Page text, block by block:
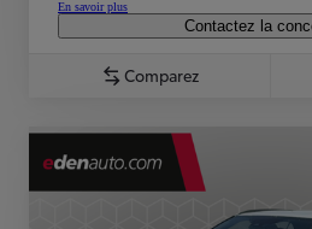
En savoir plus
Contactez la
Comparez